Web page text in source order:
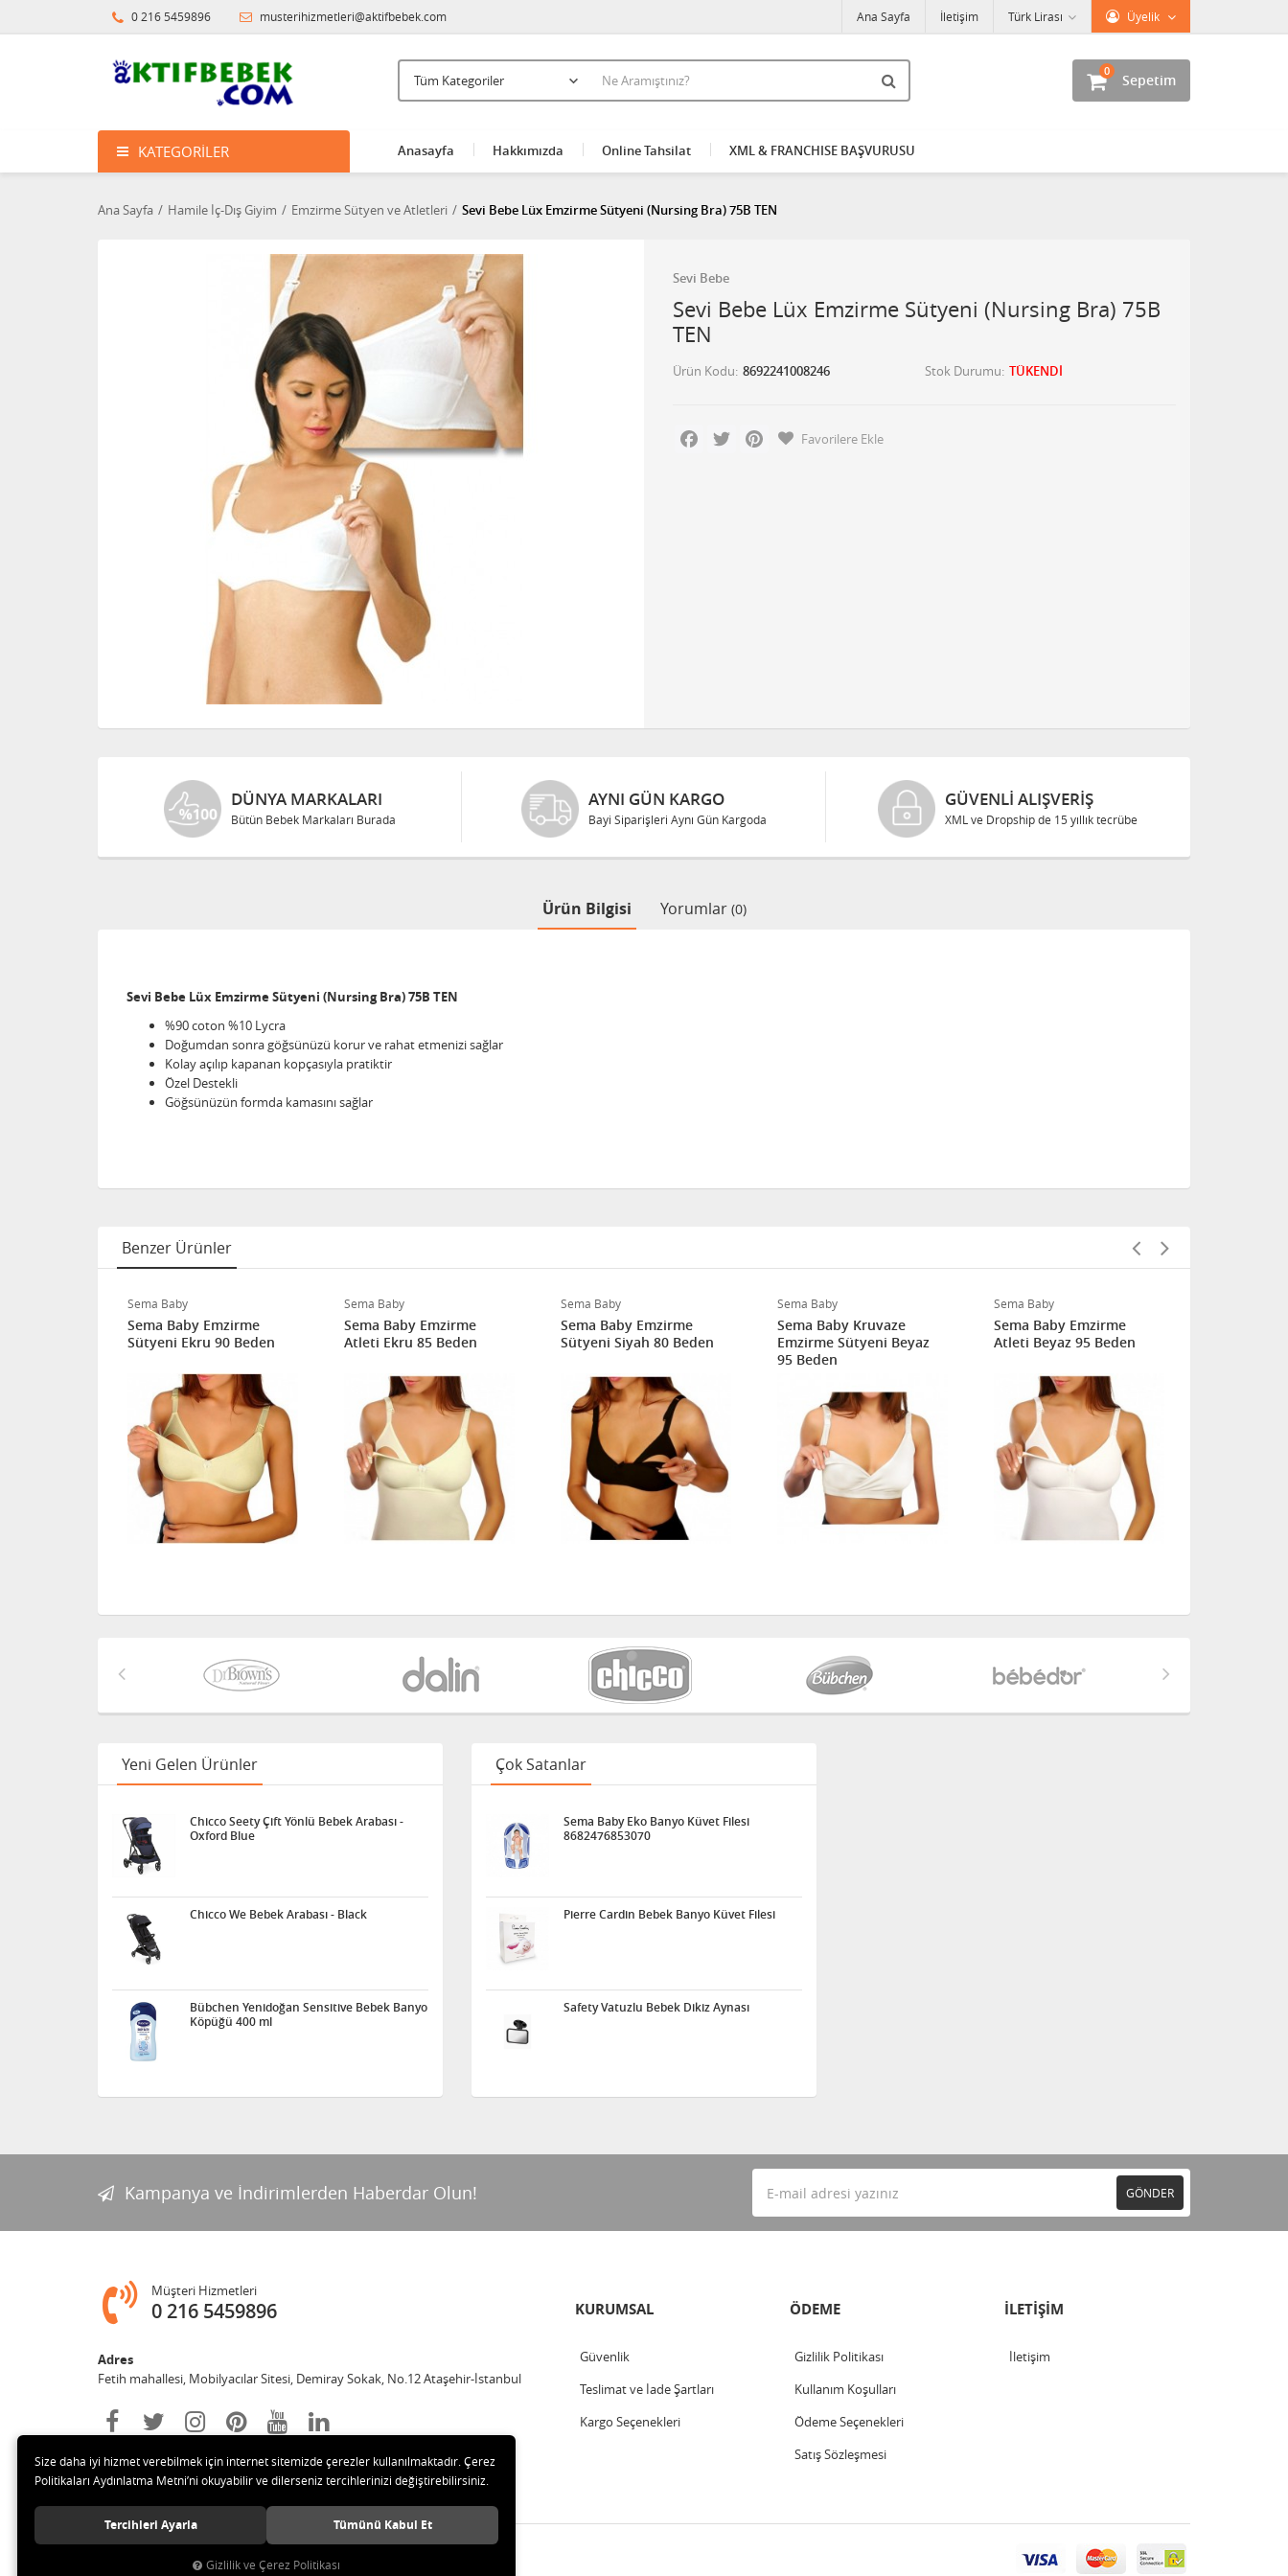
0 216 5459896 musterihizmetleri@aktifbebek.com Üyelik
Türk Lirası
Ana Sayfa İletişim
Sepetim
0
KATEGORILER Anasayfa Hakkımızda Online Tahsilat XML & FRANCHISE BAŞVURUSU
Ana Sayfa Hamile İç-Dış Giyim Emzirme Sütyen ve Atletleri Sevi Bebe Lüx Emzirme Sütyeni (Nursing Bra) 75B TEN
Sevi Bebe
Sevi Bebe Lüx Emzirme Sütyeni (Nursing Bra) 75B
TEN
Ürün Kodu 8692241008246 Stok Durumu TÜKENDİ
Facebook
Twitter PinterestFavorilere Ekle
DÜNYA MARKALARI
Bütün Bebek Markaları Burada
AYNI GÜN KARGO
Bayi Siparişleri Aynı Gün Kargoda
GÜVENLI ALIŞVERIŞ
XML ve Dropship de 15 yıllık tecrübe
Ürün Bilgisi Yorumlar (0)
Sevi Bebe Lüx Emzirme Sütyeni (Nursing Bra) 75B TEN
%90 coton %10 Lycra
Doğumdan sonra göğsünüzü korur ve rahat etmenizi sağlar
Kolay açılıp kapanan kopçasıyla pratiktir
Özel Destekli
Göğsünüzün formda kamasını sağlar
Benzer Ürünler
Sema Baby
Sema Baby Emzirme
Sütyeni Ekru 90 Beden
Sema Baby
Sema Baby Emzirme
Atleti Ekru 85 Beden
Sema Baby
Sema Baby Emzirme
Sütyeni Siyah 80 Beden
Sema Baby
Sema Baby Kruvaze
Emzirme Sütyeni Beyaz
95 Beden
Sema Baby
Sema Baby Emzirme
Atleti Beyaz 95 Beden
Yeni Gelen Ürünler
Chicco Seety Çift Yönlü Bebek Arabası -
Oxford Blue
Chicco We Bebek Arabası - Black
Bübchen Yenidoğan Sensitive Bebek Banyo
Köpüğü 400 ml
Çok Satanlar
Sema Baby Eko Banyo Küvet Filesi
8682476853070
Pierre Cardin Bebek Banyo Küvet Filesi
Safety Vatuzlu Bebek Dikiz Aynası
Kampanya ve İndirimlerden Haberdar Olun! GÖNDER
Müşteri Hizmetleri
0 216 5459896
Adres
Fetih mahallesi, Mobilyacılar Sitesi, Demiray Sokak, No.12 Ataşehir-İstanbul
KURUMSAL
Güvenlik
Teslimat ve İade Şartları
Kargo Seçenekleri
ÖDEME
Gizlilik Politikası
Kullanım Koşulları
Ödeme Seçenekleri
Satış Sözleşmesi
İLETİŞİM
İletişim
© 2020 Leylek Mağazacılık Hizmetleri Ltd. Şti. Tüm hakları saklıdır.
Size daha iyi hizmet verebilmek için internet sitemizde çerezler kullanılmaktadır. Çerez
Politikaları Aydınlatma Metni’ni okuyabilir ve dilerseniz tercihlerinizi değiştirebilirsiniz.
Tercihleri Ayarla Tümünü Kabul Et
Gizlilik ve Çerez Politikası